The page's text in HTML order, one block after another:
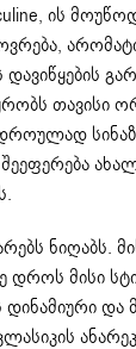
ის
თავისი
ნიღაბს.
დროს მისი
და